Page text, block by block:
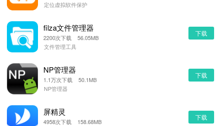
定位虚拟软件保护
filza文件管理器
2200次下载 56.05MB
文件管理工具
下载
NP管理器
1.1万次下载 50.1MB
NP管理器
下载
屏精灵
4958次下载 158.68MB
下载